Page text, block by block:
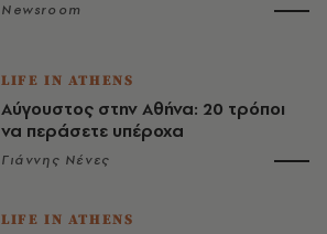
Newsroom
LIFE IN ATHENS
Αύγουστος στην Αθήνα: 20 τρόποι
να περάσετε υπέροχα
Γιάννης Νένες
LIFE IN ATHENS